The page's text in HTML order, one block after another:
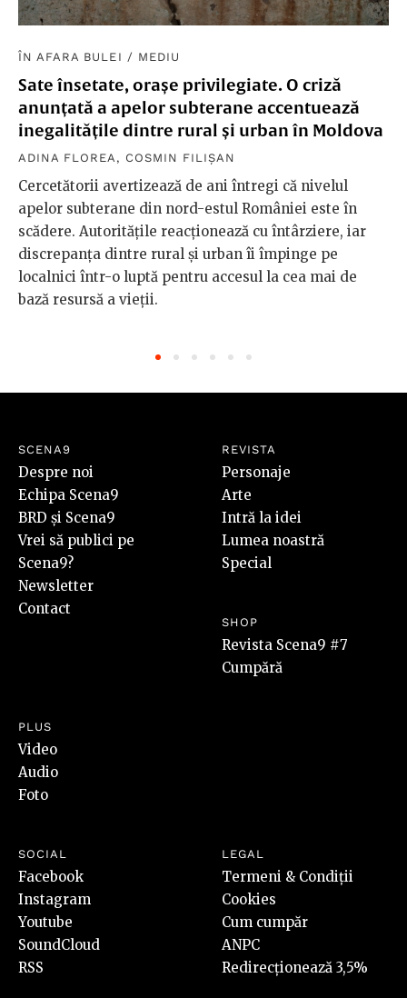
ÎN AFARA BULEI / MEDIU
Sate însetate, orașe privilegiate. O criză
anunțată a apelor subterane accentuează
inegalitățile dintre rural și urban în Moldova
ADINA FLOREA , COSMIN FILIȘAN
Cercetătorii avertizează de ani întregi că nivelul
apelor subterane din nord-estul României este în
scădere. Autoritățile reacționează cu întârziere, iar
discrepanța dintre rural și urban îi împinge pe
localnici într-o luptă pentru accesul la cea mai de
bază resursă a vieții.
SCENA9
Despre noi
Echipa Scena9
BRD și Scena9
Vrei să publici pe
Scena9?
Newsletter
Contact
REVISTA
Personaje
Arte
Intră la idei
Lumea noastră
Special
SHOP
Revista Scena9 #7
Cumpără
PLUS
Video
Audio
Foto
SOCIAL
Facebook
Instagram
Youtube
SoundCloud
RSS
LEGAL
Termeni & Condiții
Cookies
Cum cumpăr
ANPC
Redirecționează 3,5%